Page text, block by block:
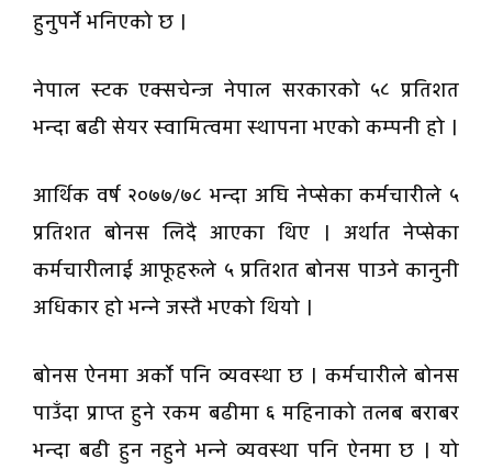
हुनुपर्ने भनिएको छ ।
नेपाल स्टक एक्सचेन्ज नेपाल सरकारको ५८ प्रतिशत
भन्दा बढी सेयर स्वामित्वमा स्थापना भएको कम्पनी हो ।
आर्थिक वर्ष २०७७/७८ भन्दा अघि नेप्सेका कर्मचारीले ५
प्रतिशत बोनस लिदै आएका थिए । अर्थात नेप्सेका
कर्मचारीलाई आफूहरुले ५ प्रतिशत बोनस पाउने कानुनी
अधिकार हो भन्ने जस्तै भएको थियो ।
बोनस ऐनमा अर्काे पनि व्यवस्था छ । कर्मचारीले बोनस
पाउँदा प्राप्त हुने रकम बढीमा ६ महिनाको तलब बराबर
भन्दा बढी हुन नहुने भन्ने व्यवस्था पनि ऐनमा छ । यो